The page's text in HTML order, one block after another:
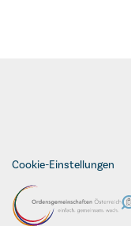
Cookie-Einstellungen